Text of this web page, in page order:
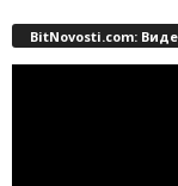
BitNovosti.com: